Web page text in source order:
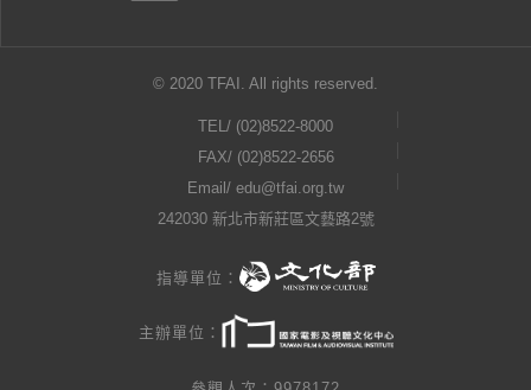
© 2020 TFAI. All rights reserved.
TEL/ (02)8522-8000
FAX/ (02)8522-2656
Email/ edu@tfai.org.tw
242030 新北市新莊區文藝路2號
指導單位：
主辦單位：